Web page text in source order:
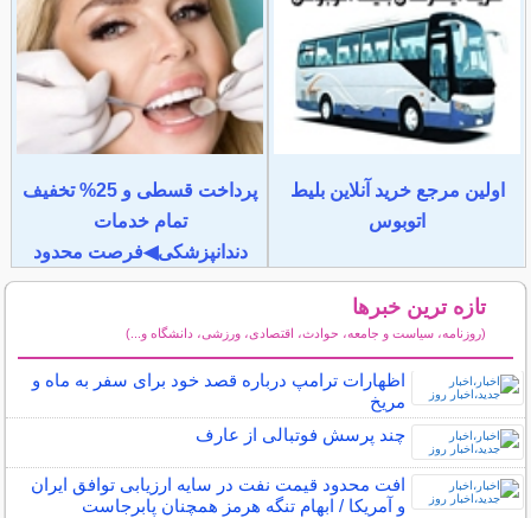
اولین مرجع خرید آنلاین بلیط
اتوبوس
پرداخت قسطی و 25% تخفیف
تمام خدمات
دندانپزشکی◀فرصت محدود
تازه ترین خبرها
(روزنامه، سیاست و جامعه، حوادث، اقتصادی، ورزشی، دانشگاه و...)
اظهارات ترامپ درباره قصد خود برای سفر به ماه و
مریخ
چند پرسش فوتبالی از عارف
افت محدود قیمت نفت در سایه ارزیابی توافق ایران
و آمریکا / ابهام تنگه هرمز همچنان پابرجاست